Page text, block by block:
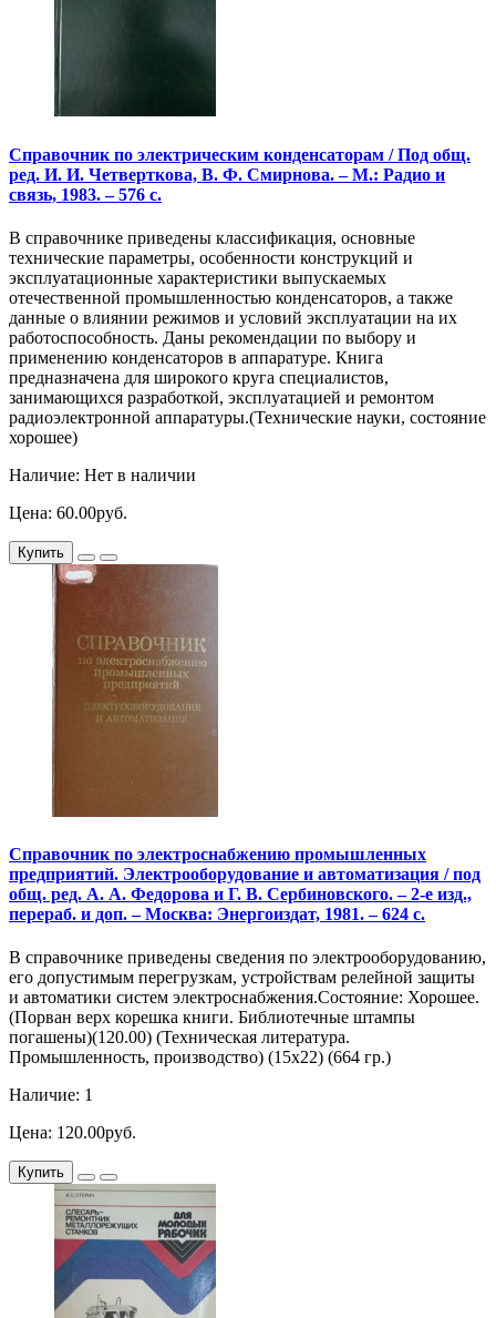
Справочник по электрическим конденсаторам / Под общ.
ред. И. И. Четверткова, В. Ф. Смирнова. – М.: Радио и
связь, 1983. – 576 с.
В справочнике приведены классификация, основные
технические параметры, особенности конструкций и
эксплуатационные характеристики выпускаемых
отечественной промышленностью конденсаторов, а также
данные о влиянии режимов и условий эксплуатации на их
работоспособность. Даны рекомендации по выбору и
применению конденсаторов в аппаратуре. Книга
предназначена для широкого круга специалистов,
занимающихся разработкой, эксплуатацией и ремонтом
радиоэлектронной аппаратуры.(Технические науки, состояние
хорошее)
Наличие: Нет в наличии
Цена: 60.00руб.
Купить
Справочник по электроснабжению промышленных
предприятий. Электрооборудование и автоматизация / под
общ. ред. А. А. Федорова и Г. В. Сербиновского. – 2-е изд.,
перераб. и доп. – Москва: Энергоиздат, 1981. – 624 с.
В справочнике приведены сведения по электрооборудованию,
его допустимым перегрузкам, устройствам релейной защиты
и автоматики систем электроснабжения.Состояние: Хорошее.
(Порван верх корешка книги. Библиотечные штампы
погашены)(120.00) (Техническая литература.
Промышленность, производство) (15х22) (664 гр.)
Наличие: 1
Цена: 120.00руб.
Купить